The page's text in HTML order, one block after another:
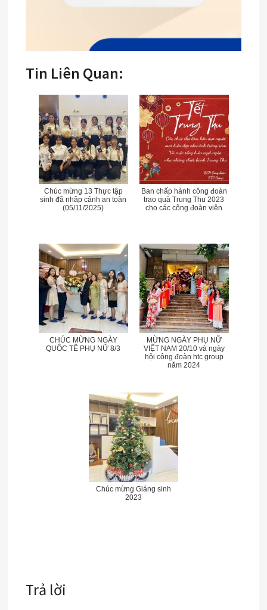
Tin Liên Quan:
Chúc mừng 13 Thực tập
sinh đã nhập cảnh an toàn
(05/11/2025)
Ban chấp hành công đoàn
trao quà Trung Thu 2023
cho các công đoàn viên
CHÚC MỪNG NGÀY
QUỐC TẾ PHỤ NỮ 8/3
MỪNG NGÀY PHỤ NỮ
VIỆT NAM 20/10 và ngày
hội công đoàn htc group
năm 2024
Chúc mừng Giáng sinh
2023
Trả lời